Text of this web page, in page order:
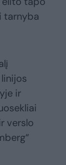
tarnyba
ir
verslo